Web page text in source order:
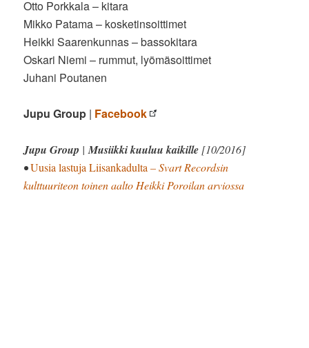
Otto Porkkala – kitara
Mikko Patama – kosketinsoittimet
Heikki Saarenkunnas – bassokitara
Oskari Niemi – rummut, lyömäsoittimet
Juhani Poutanen
Jupu Group | Facebook
Jupu Group |Musiikki kuuluu kaikille [10/2016]
•Uusia lastuja Liisankadulta– Svart Recordsin
kulttuuriteon toinen aalto Heikki Poroilan arviossa